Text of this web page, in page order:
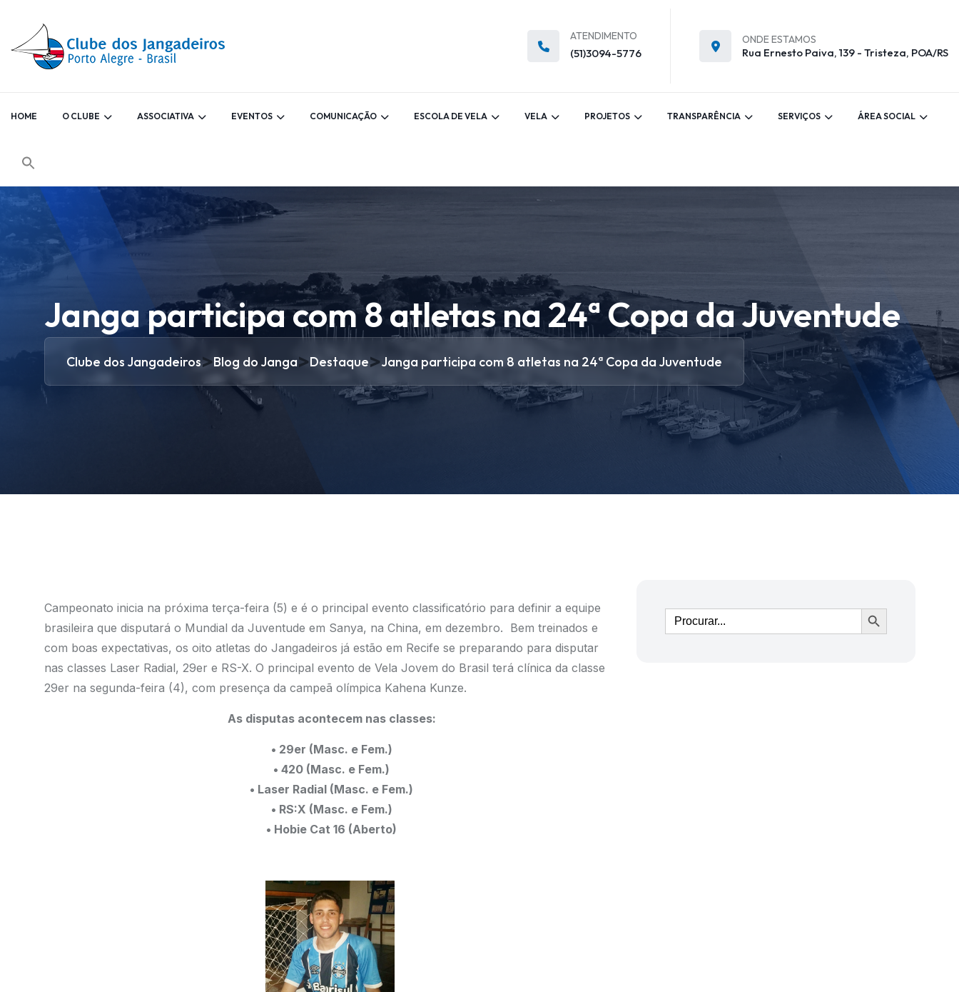
ATENDIMENTO
(51)3094-5776
ONDE ESTAMOS
Rua Ernesto Paiva, 139 - Tristeza, POA/RS
HOME O CLUBE ASSOCIATIVA EVENTOS COMUNICAÇÃO ESCOLA DE VELA VELA PROJETOS TRANSPARÊNCIA SERVIÇOS ÁREA SOCIAL
Janga participa com 8 atletas na 24ª Copa da Juventude
Clube dos Jangadeiros>Blog do Janga>Destaque>Janga participa com 8 atletas na 24ª Copa da Juventude
Campeonato inicia na próxima terça-feira (5) e é o principal evento classificatório para definir a equipe
brasileira que disputará o Mundial da Juventude em Sanya, na China, em dezembro. Bem treinados e
com boas expectativas, os oito atletas do Jangadeiros já estão em Recife se preparando para disputar
nas classes Laser Radial, 29er e RS-X. O principal evento de Vela Jovem do Brasil terá clínica da classe
29er na segunda-feira (4), com presença da campeã olímpica Kahena Kunze.
As disputas acontecem nas classes:
• 29er (Masc. e Fem.)
• 420 (Masc. e Fem.)
• Laser Radial (Masc. e Fem.)
• RS:X (Masc. e Fem.)
• Hobie Cat 16 (Aberto)
Ir